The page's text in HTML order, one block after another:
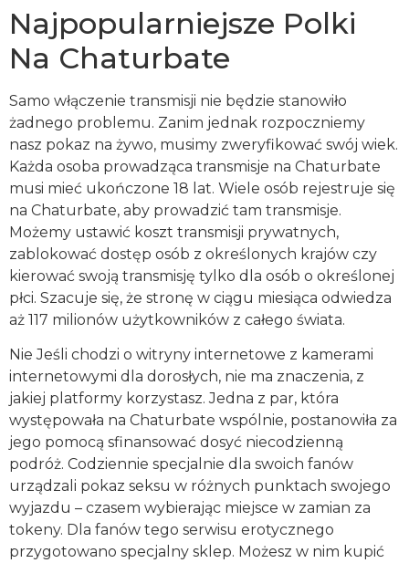
Najpopularniejsze Polki
Na Chaturbate
Samo włączenie transmisji nie będzie stanowiło
żadnego problemu. Zanim jednak rozpoczniemy
nasz pokaz na żywo, musimy zweryfikować swój wiek.
Każda osoba prowadząca transmisje na Chaturbate
musi mieć ukończone 18 lat. Wiele osób rejestruje się
na Chaturbate, aby prowadzić tam transmisje.
Możemy ustawić koszt transmisji prywatnych,
zablokować dostęp osób z określonych krajów czy
kierować swoją transmisję tylko dla osób o określonej
płci. Szacuje się, że stronę w ciągu miesiąca odwiedza
aż 117 milionów użytkowników z całego świata.
Nie Jeśli chodzi o witryny internetowe z kamerami
internetowymi dla dorosłych, nie ma znaczenia, z
jakiej platformy korzystasz. Jedna z par, która
występowała na Chaturbate wspólnie, postanowiła za
jego pomocą sfinansować dosyć niecodzienną
podróż. Codziennie specjalnie dla swoich fanów
urządzali pokaz seksu w różnych punktach swojego
wyjazdu – czasem wybierając miejsce w zamian za
tokeny. Dla fanów tego serwisu erotycznego
przygotowano specjalny sklep. Możesz w nim kupić